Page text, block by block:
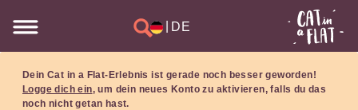
DE
Dein Cat in a Flat-Erlebnis ist gerade noch besser geworden!
Logge dich ein, um dein neues Konto zu aktivieren, falls du das
noch nicht getan hast.